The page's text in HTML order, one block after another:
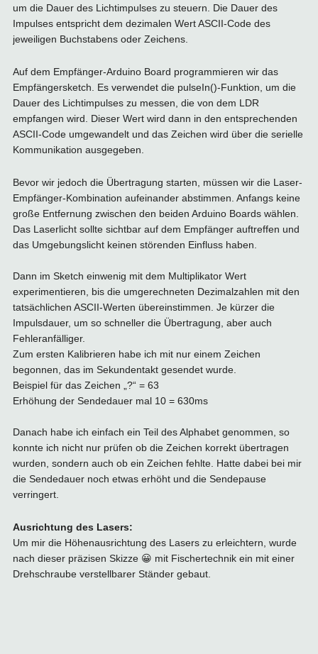
um die Dauer des Lichtimpulses zu steuern. Die Dauer des
Impulses entspricht dem dezimalen Wert ASCII-Code des
jeweiligen Buchstabens oder Zeichens.
Auf dem Empfänger-Arduino Board programmieren wir das
Empfängersketch. Es verwendet die pulseIn()-Funktion, um die
Dauer des Lichtimpulses zu messen, die von dem LDR
empfangen wird. Dieser Wert wird dann in den entsprechenden
ASCII-Code umgewandelt und das Zeichen wird über die serielle
Kommunikation ausgegeben.
Bevor wir jedoch die Übertragung starten, müssen wir die Laser-
Empfänger-Kombination aufeinander abstimmen. Anfangs keine
große Entfernung zwischen den beiden Arduino Boards wählen.
Das Laserlicht sollte sichtbar auf dem Empfänger auftreffen und
das Umgebungslicht keinen störenden Einfluss haben.
Dann im Sketch einwenig mit dem Multiplikator Wert
experimentieren, bis die umgerechneten Dezimalzahlen mit den
tatsächlichen ASCII-Werten übereinstimmen. Je kürzer die
Impulsdauer, um so schneller die Übertragung, aber auch
Fehleranfälliger.
Zum ersten Kalibrieren habe ich mit nur einem Zeichen
begonnen, das im Sekundentakt gesendet wurde.
Beispiel für das Zeichen „?“ = 63
Erhöhung der Sendedauer mal 10 = 630ms
Danach habe ich einfach ein Teil des Alphabet genommen, so
konnte ich nicht nur prüfen ob die Zeichen korrekt übertragen
wurden, sondern auch ob ein Zeichen fehlte. Hatte dabei bei mir
die Sendedauer noch etwas erhöht und die Sendepause
verringert.
Ausrichtung des Lasers:
Um mir die Höhenausrichtung des Lasers zu erleichtern, wurde
nach dieser präzisen Skizze 😀 mit Fischertechnik ein mit einer
Drehschraube verstellbarer Ständer gebaut.